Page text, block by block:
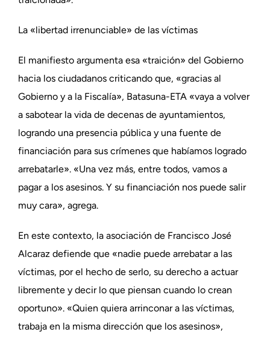
La «libertad irrenunciable» de las víctimas
El manifiesto argumenta esa «traición» del Gobierno
hacia los ciudadanos criticando que, «gracias al
Gobierno y a la Fiscalía», Batasuna-ETA «vaya a volver
a sabotear la vida de decenas de ayuntamientos,
logrando una presencia pública y una fuente de
financiación para sus crímenes que habíamos logrado
arrebatarle». «Una vez más, entre todos, vamos a
pagar a los asesinos. Y su financiación nos puede salir
muy cara», agrega.
En este contexto, la asociación de Francisco José
Alcaraz defiende que «nadie puede arrebatar a las
víctimas, por el hecho de serlo, su derecho a actuar
libremente y decir lo que piensan cuando lo crean
oportuno». «Quien quiera arrinconar a las víctimas,
trabaja en la misma dirección que los asesinos»,